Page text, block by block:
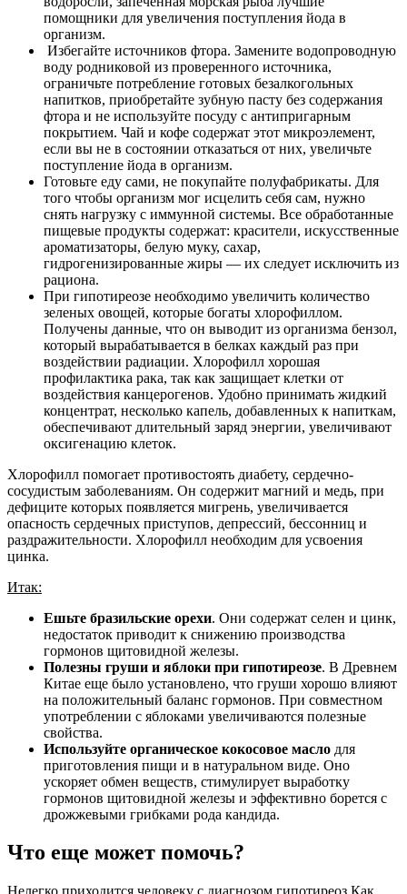
помощники для увеличения поступления йода в
организм.
Избегайте источников фтора. Замените водопроводную
воду родниковой из проверенного источника,
ограничьте потребление готовых безалкогольных
напитков, приобретайте зубную пасту без содержания
фтора и не используйте посуду с антипригарным
покрытием. Чай и кофе содержат этот микроэлемент,
если вы не в состоянии отказаться от них, увеличьте
поступление йода в организм.
Готовьте еду сами, не покупайте полуфабрикаты. Для
того чтобы организм мог исцелить себя сам, нужно
снять нагрузку с иммунной системы. Все обработанные
пищевые продукты содержат: красители, искусственные
ароматизаторы, белую муку, сахар,
гидрогенизированные жиры — их следует исключить из
рациона.
При гипотиреозе необходимо увеличить количество
зеленых овощей, которые богаты хлорофиллом.
Получены данные, что он выводит из организма бензол,
который вырабатывается в белках каждый раз при
воздействии радиации. Хлорофилл хорошая
профилактика рака, так как защищает клетки от
воздействия канцерогенов. Удобно принимать жидкий
концентрат, несколько капель, добавленных к напиткам,
обеспечивают длительный заряд энергии, увеличивают
оксигенацию клеток.
Хлорофилл помогает противостоять диабету, сердечно-
сосудистым заболеваниям. Он содержит магний и медь, при
дефиците которых появляется мигрень, увеличивается
опасность сердечных приступов, депрессий, бессонниц и
раздражительности. Хлорофилл необходим для усвоения
цинка.
Итак:
Ешьте бразильские орехи. Они содержат селен и цинк,
недостаток приводит к снижению производства
гормонов щитовидной железы.
Полезны груши и яблоки при гипотиреозе. В Древнем
Китае еще было установлено, что груши хорошо влияют
на положительный баланс гормонов. При совместном
употреблении с яблоками увеличиваются полезные
свойства.
Используйте органическое кокосовое масло для
приготовления пищи и в натуральном виде. Оно
ускоряет обмен веществ, стимулирует выработку
гормонов щитовидной железы и эффективно борется с
дрожжевыми грибками рода кандида.
Что еще может помочь?